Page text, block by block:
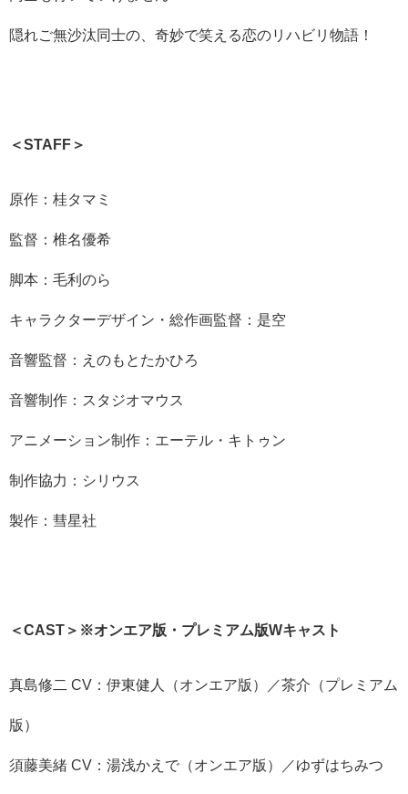
隠れご無沙汰同士の、奇妙で笑える恋のリハビリ物語！
＜STAFF＞
原作：桂タマミ
監督：椎名優希
脚本：毛利のら
キャラクターデザイン・総作画監督：是空
音響監督：えのもとたかひろ
音響制作：スタジオマウス
アニメーション制作：エーテル・キトゥン
制作協力：シリウス
製作：彗星社
＜CAST＞※オンエア版・プレミアム版Wキャスト
真島修二 CV：伊東健人（オンエア版）／茶介（プレミアム
版）
須藤美緒 CV：湯浅かえで（オンエア版）／ゆずはちみつ